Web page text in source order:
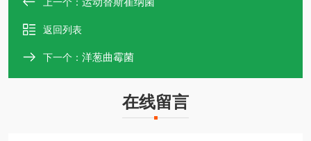
返回列表
下一个： 洋葱曲霉菌
在线留言